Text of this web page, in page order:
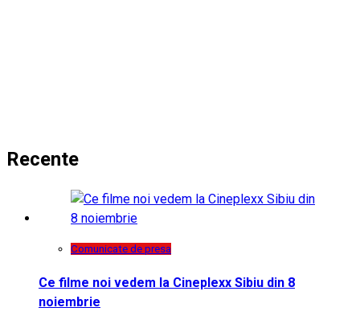
Recente
Comunicate de presa
Ce filme noi vedem la Cineplexx Sibiu din 8
noiembrie